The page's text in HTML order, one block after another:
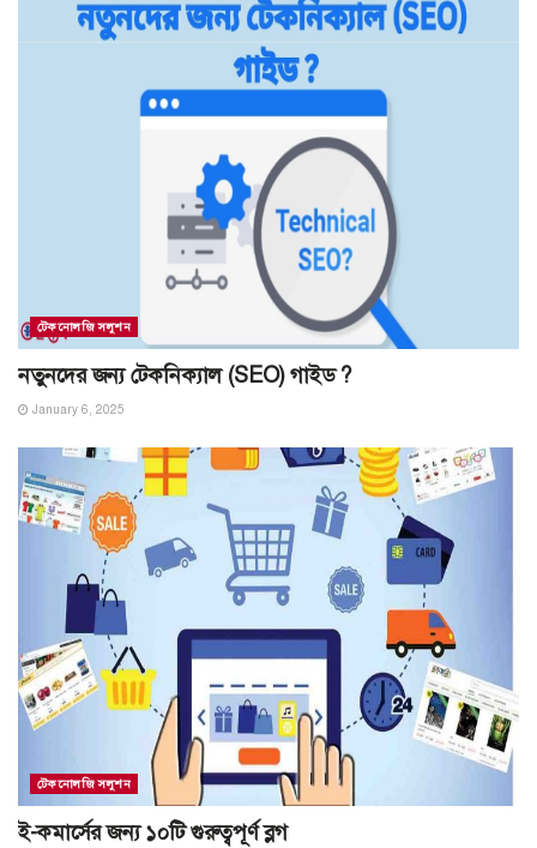
টেকনোলজি সলুশন
নতুনদের জন্য টেকনিক্যাল (SEO) গাইড ?
January 6, 2025
টেকনোলজি সলুশন
ই-কমার্সের জন্য ১০টি গুরুত্বপূর্ণ ব্লগ